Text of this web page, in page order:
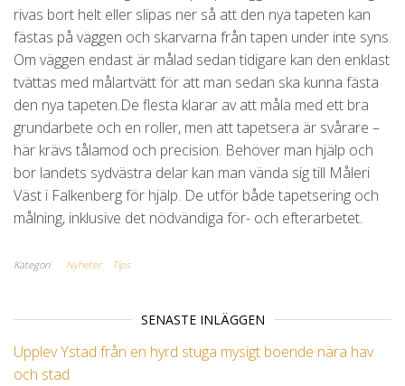
rivas bort helt eller slipas ner så att den nya tapeten kan
fästas på väggen och skarvarna från tapen under inte syns.
Om väggen endast är målad sedan tidigare kan den enklast
tvättas med målartvätt för att man sedan ska kunna fästa
den nya tapeten.De flesta klarar av att måla med ett bra
grundarbete och en roller, men att tapetsera är svårare –
här krävs tålamod och precision. Behöver man hjälp och
bor landets sydvästra delar kan man vända sig till Måleri
Väst i Falkenberg för hjälp. De utför både tapetsering och
målning, inklusive det nödvändiga för- och efterarbetet.
Kategori Nyheter Tips
SENASTE INLÄGGEN
Upplev Ystad från en hyrd stuga mysigt boende nära hav
och stad